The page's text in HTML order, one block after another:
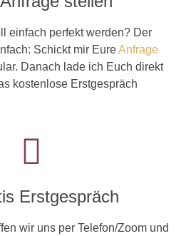
einfach perfekt werden? Der
Schickt mir EureAnfrage
Danach lade ich Euch direkt
kostenlose Erstgespräch
Erstgespräch
wir uns per Telefon/Zoom und